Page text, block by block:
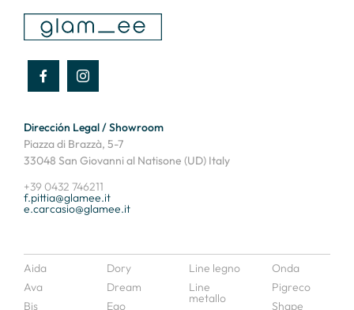
Dirección Legal / Showroom
Piazza di Brazzà, 5-7
33048 San Giovanni al Natisone (UD) Italy
+39 0432 746211
f.pittia@glamee.it
e.carcasio@glamee.it
Aida
Ava
Bis
Dory
Dream
Ego
Line legno
Line
metallo
Onda
Pigreco
Shape